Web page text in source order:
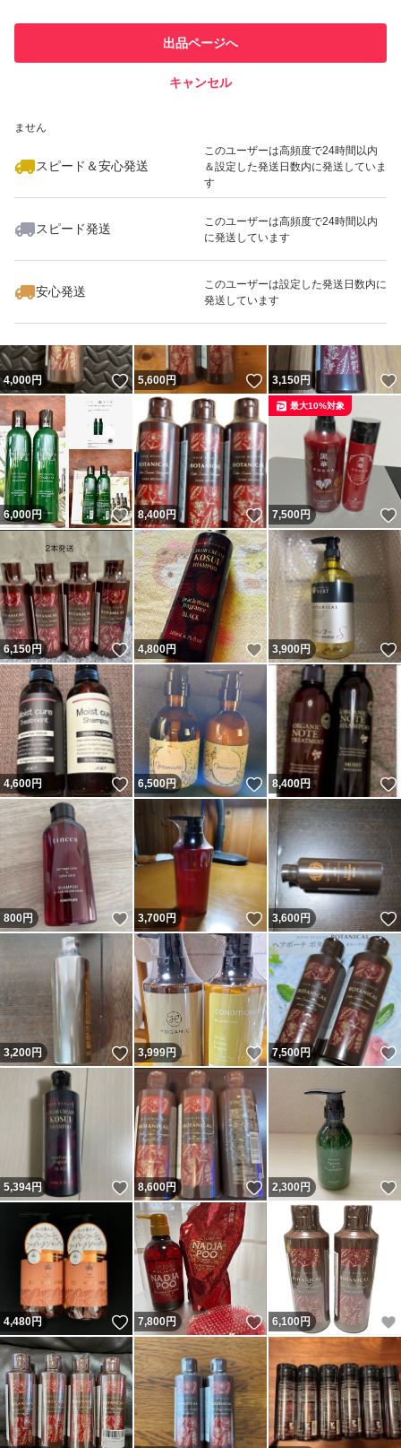
での取引実績があります
ません
スピード＆安心発送
このユーザーは高頻度で24時間以内
＆設定した発送日数内に発送していま
す
スピード発送
このユーザーは高頻度で24時間以内
に発送しています
安心発送
このユーザーは設定した発送日数内に
発送しています
出品ページへ
キャンセル
いいね！
8,480
4,000円 いいね！
5,600円 いいね！
3,150円
6,000円 いいね！
8,400円 いいね！
7,500円
最大10%対象
6,150円 いいね！
4,800円 いいね！
3,900円
4,600円 いいね！
6,500円 いいね！
8,400円
800円 いいね！
3,700円 いいね！
3,600円
3,200円 いいね！
3,999円 いいね！
7,500円
5,394円 いいね！
8,600円 いいね！
2,300円
4,480円 いいね！
7,800円 いいね！
6,100円